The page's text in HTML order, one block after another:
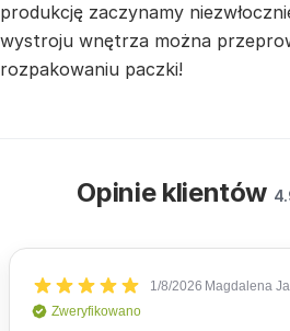
produkcję zaczynamy
wystroju wnętrza można
rozpakowaniu paczki!
Opinie klientów